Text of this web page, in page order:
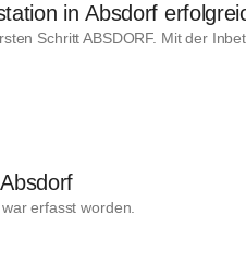
in Absdorf
Schritt ABSDORF. Mit der
erfasst worden.